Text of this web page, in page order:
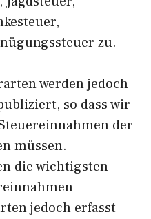
zu.
werden jedoch
so dass wir
der
müssen.
die wichtigsten
jedoch erfasst